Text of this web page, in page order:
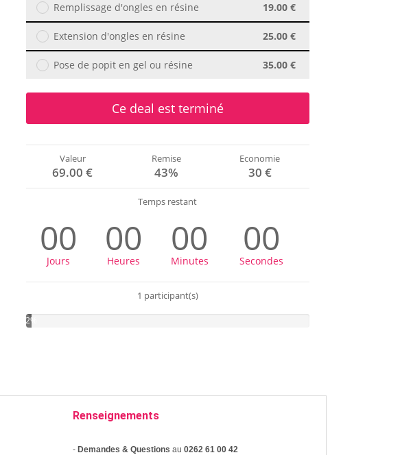
Remplissage d'ongles en résine 19.00 €
Extension d'ongles en résine 25.00 €
Pose de popit en gel ou résine 35.00 €
Ce deal est terminé
Valeur
69.00 €
Remise
43%
Economie
30 €
Temps restant
00
Jours
00
Heures
00
Minutes
00
Secondes
1 participant(s)
2%
Renseignements
-Demandes & Questions au 0262 61 00 42